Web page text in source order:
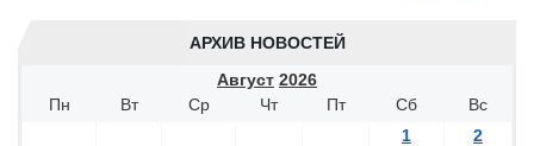
АРХИВ НОВОСТЕЙ
Август 2026
Пн
Вт Ср Чт Пт Сб
Вс
1
2